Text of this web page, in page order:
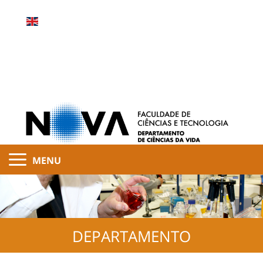
MENU
DEPARTAMENTO